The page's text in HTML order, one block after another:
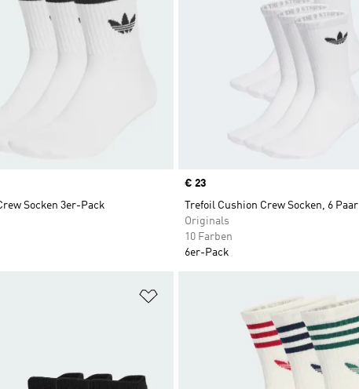
Socken 3er-Pack
Price
€ 23
Trefoil Cushion Crew Socken, 6 Paar
Originals
10 Farben
6er-Pack